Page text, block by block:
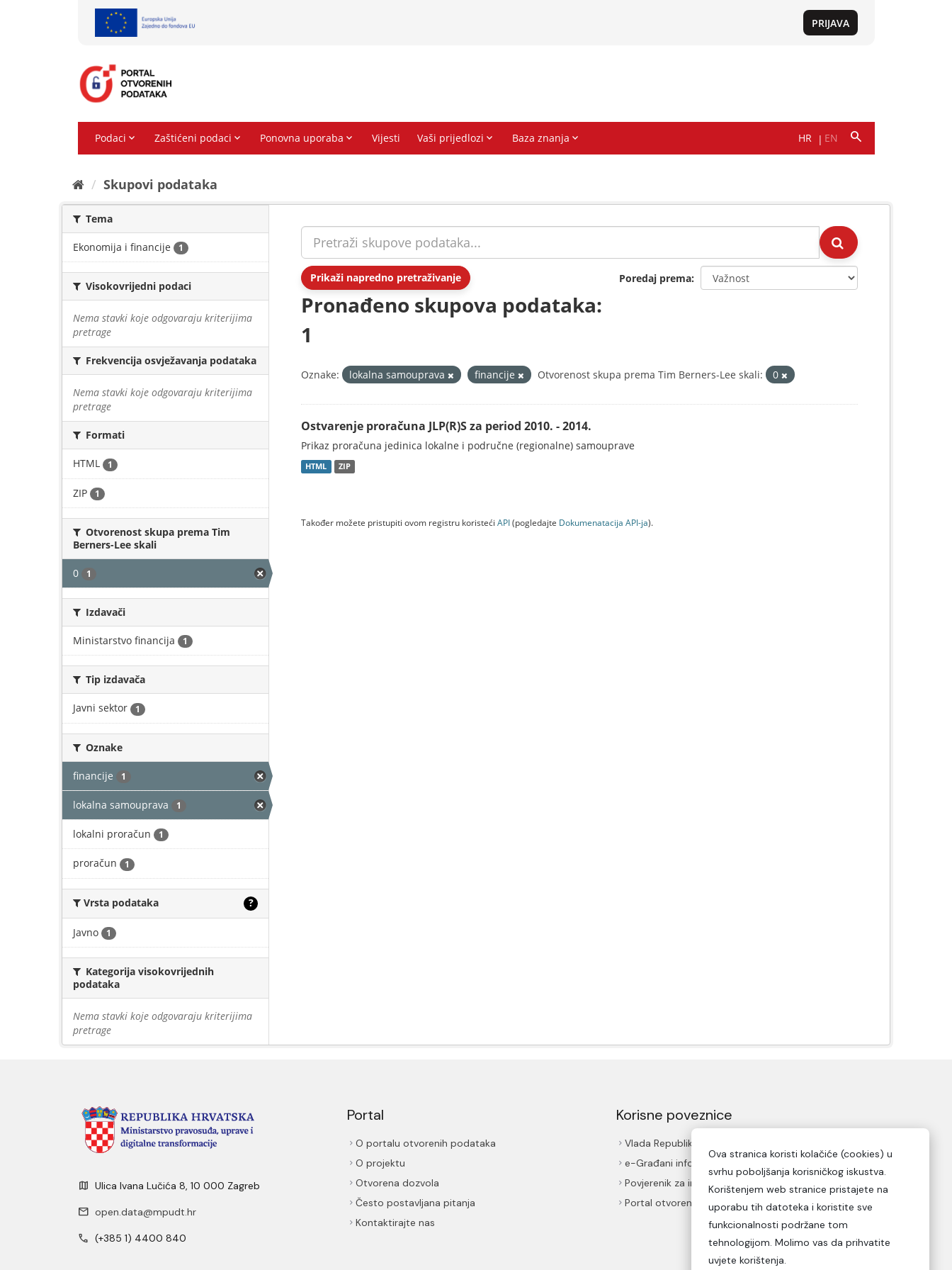
Skupovi podаtаkа
Tema
Ekonomija i financije 1
Visokovrijedni podaci
Nema stavki koje odgovaraju kriterijima
pretrage
Frekvencija osvježavanja podataka
Nema stavki koje odgovaraju kriterijima
pretrage
Formati
HTML 1
ZIP 1
Otvorenost skupa prema Tim
Berners-Lee skali
0 1
Izdavači
Ministarstvo financija 1
Tip izdavača
Javni sektor 1
Oznake
financije 1
lokalna samouprava 1
lokalni proračun 1
proračun 1
Vrsta podataka ?
Javno 1
Kategorija visokovrijednih
podataka
Nema stavki koje odgovaraju kriterijima
pretrage
Prikaži napredno pretraživanje Poredaj prema
Pronađeno skupova podataka:
1
Oznake: lokalna samouprava financije Otvorenost skupa prema Tim Berners-Lee skali: 0
Ostvarenje proračuna JLP(R)S za period 2010. - 2014.
Prikaz proračuna jedinica lokalne i područne (regionalne) samouprave
HTML ZIP
Također možete pristupiti ovom registru koristeći API(pogledajte Dokumenаtаcijа API-jа).